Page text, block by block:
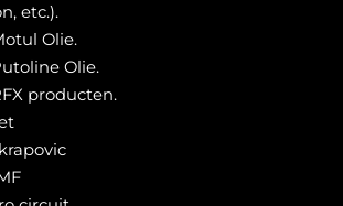
etc.).
Olie.
Olie.
producten.